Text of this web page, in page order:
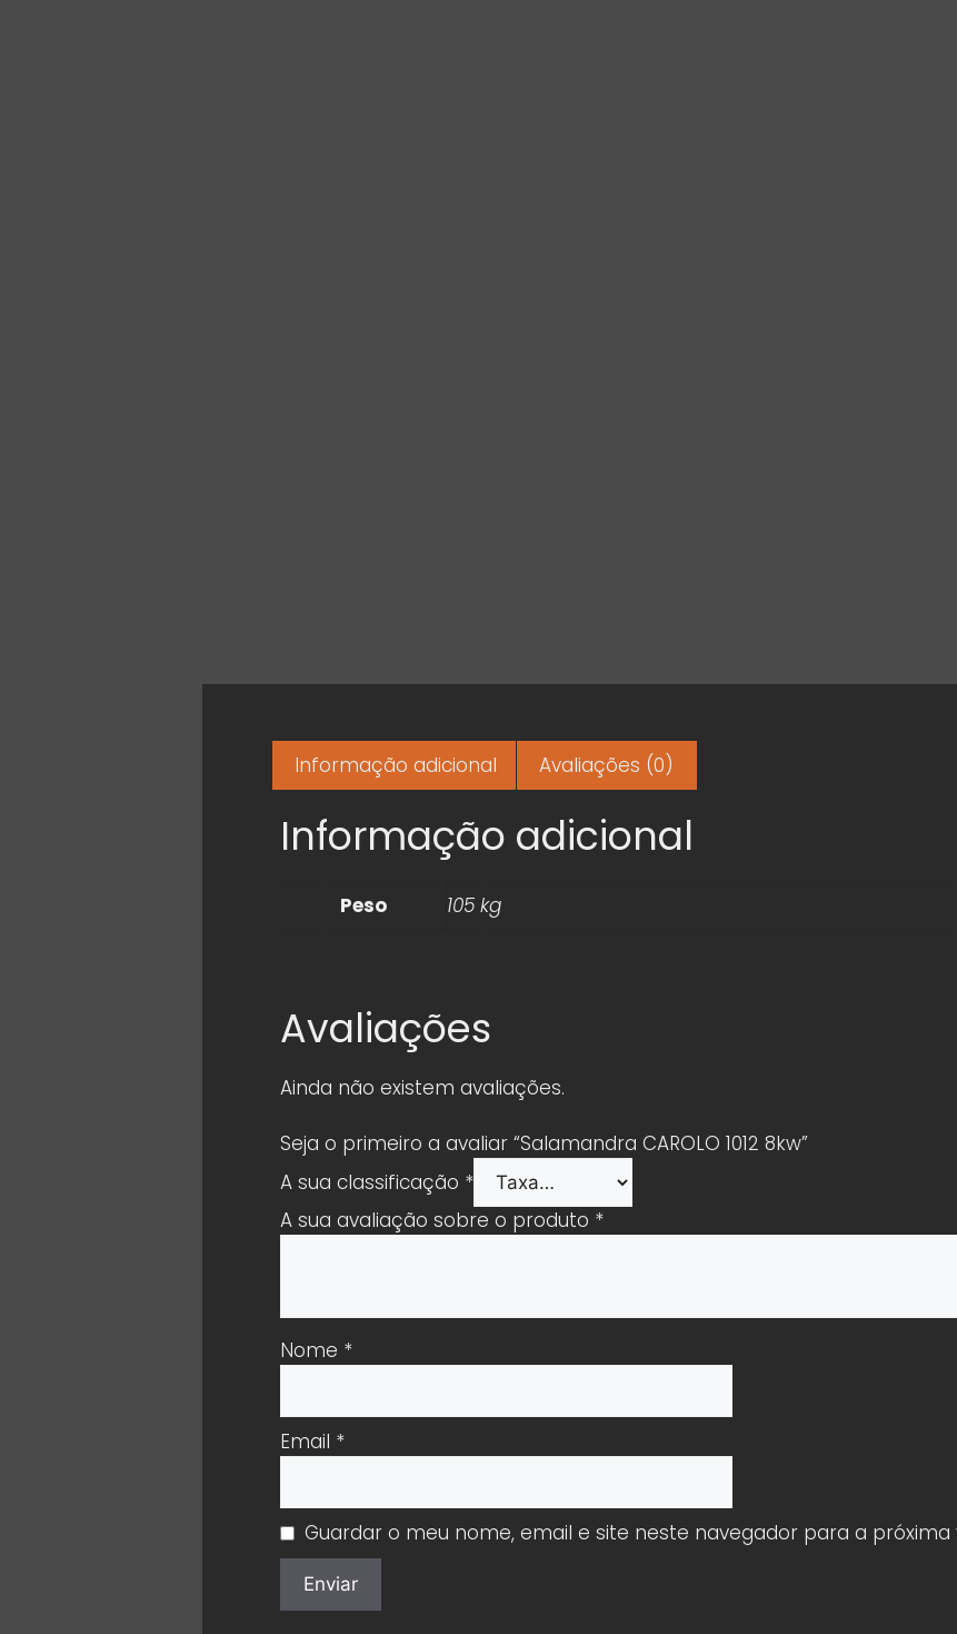
Informação adicional Avaliações (0)
Informação adicional
Peso 105 kg
Avaliações
Ainda não existem avaliações.
Seja o primeiro a avaliar “Salamandra CAROLO 1012 8kw”
A sua classificação *
A sua avaliação sobre o produto *
Nome *
Email *
Guardar o meu nome, email e site neste navegador para a próxima